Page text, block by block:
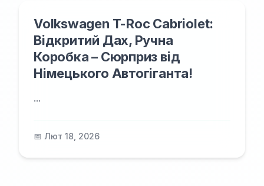
Volkswagen T-Roc Cabriolet:
Відкритий Дах, Ручна
Коробка – Сюрприз від
Німецького Автогіганта!
...
📅 Лют 18, 2026